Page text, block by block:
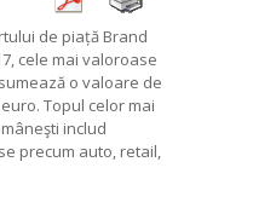
de piață Brand
cele mai valoroase
o valoare de
Topul celor mai
includ
precum auto, retail,